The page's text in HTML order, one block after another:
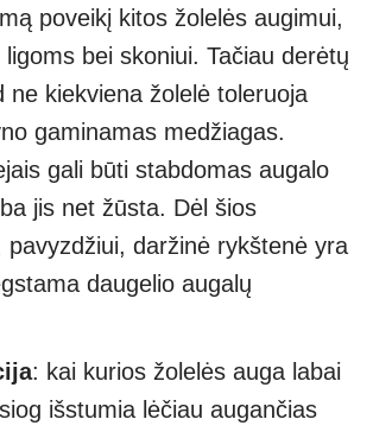
poveikį kitos žolelės augimui,
bei skoniui. Tačiau derėtų
ne kiekviena žolelė toleruoja
gaminamas medžiagas.
gali būti stabdomas augalo
jis net žūsta. Dėl šios
pavyzdžiui, daržinė rykštenė yra
daugelio augalų
: kai kurios žolelės auga labai
išstumia lėčiau augančias